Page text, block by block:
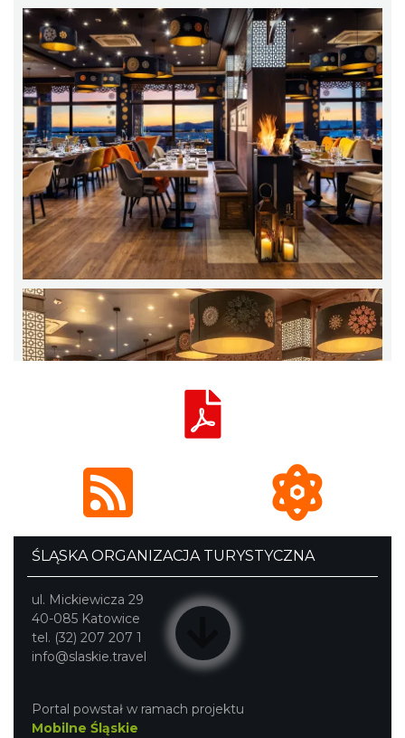
ŚLĄSKA ORGANIZACJA TURYSTYCZNA
ul. Mickiewicza 29
40-085 Katowice
tel. (32) 207 207 1
info@slaskie.travel
Portal powstał w ramach projektu
Mobilne Śląskie